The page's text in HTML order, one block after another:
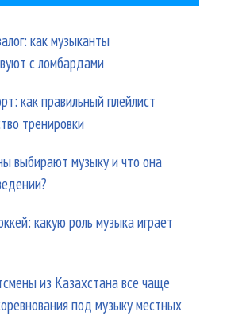
как музыканты
с ломбардами
как правильный плейлист
тренировки
выбирают музыку и что она
какую роль музыка играет
из Казахстана все чаще
под музыку местных